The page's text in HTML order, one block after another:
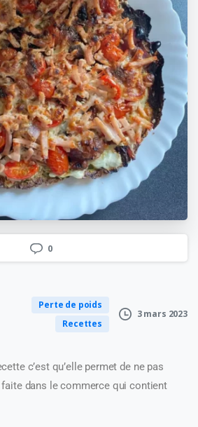
0
Perte de poids
Recettes
3 mars 2023
c’est qu’elle permet de ne pas
dans le commerce qui contient